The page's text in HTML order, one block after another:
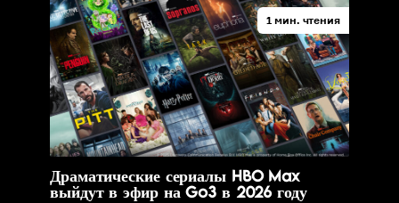
1 мин. чтения
Драматические сериалы HBO Max
выйдут в эфир на Go3 в 2026 году